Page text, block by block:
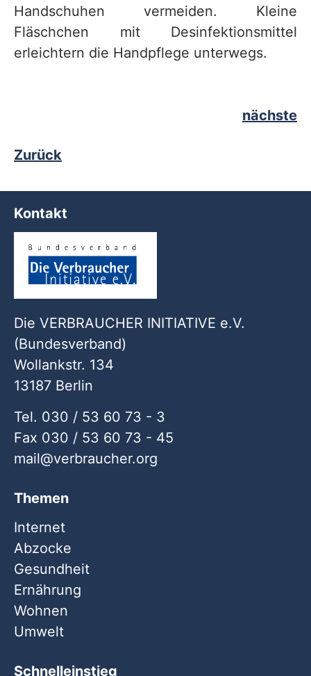
Handschuhen vermeiden. Kleine
Fläschchen mit Desinfektionsmittel
erleichtern die Handpflege unterwegs.
nächste
Zurück
Kontakt
Die VERBRAUCHER INITIATIVE e.V.
(Bundesverband)
Wollankstr. 134
13187 Berlin
Tel. 030 / 53 60 73 - 3
Fax 030 / 53 60 73 - 45
mail
verbraucher org
Themen
Internet
Abzocke
Gesundheit
Ernährung
Wohnen
Umwelt
Schnelleinstieg